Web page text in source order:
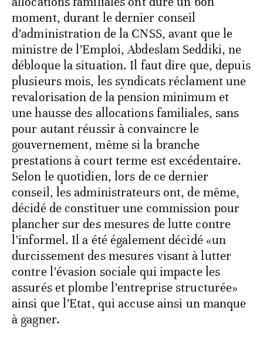
moment, durant le dernier conseil
d’administration de la CNSS, avant que le
ministre de l’Emploi, Abdeslam Seddiki, ne
débloque la situation. Il faut dire que, depuis
plusieurs mois, les syndicats réclament une
revalorisation de la pension minimum et
une hausse des allocations familiales, sans
pour autant réussir à convaincre le
gouvernement, même si la branche
prestations à court terme est excédentaire.
Selon le quotidien, lors de ce dernier
conseil, les administrateurs ont, de même,
décidé de constituer une commission pour
plancher sur des mesures de lutte contre
l’informel. Il a été également décidé «un
durcissement des mesures visant à lutter
contre l’évasion sociale qui impacte les
assurés et plombe l’entreprise structurée»
ainsi que l’Etat, qui accuse ainsi un manque
à gagner.